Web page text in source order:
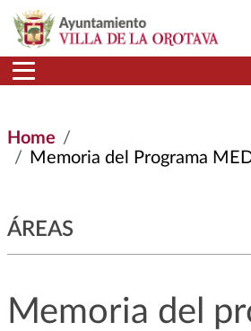
Skip to main content
Home
Memoria del Programa
ÁREAS
Memoria del